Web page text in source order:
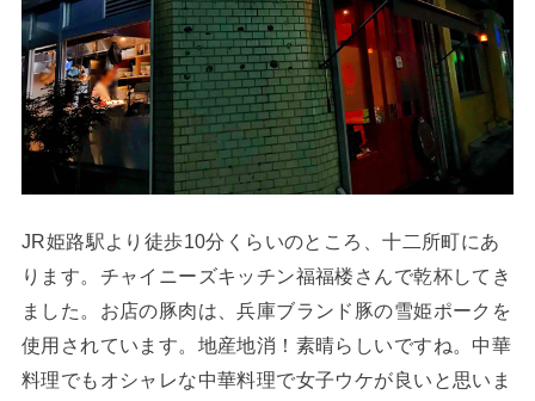
JR姫路駅より徒歩10分くらいのところ、十二所町にあ
ります。チャイニーズキッチン福福楼さんで乾杯してき
ました。お店の豚肉は、兵庫ブランド豚の雪姫ポークを
使用されています。地産地消！素晴らしいですね。中華
料理でもオシャレな中華料理で女子ウケが良いと思いま